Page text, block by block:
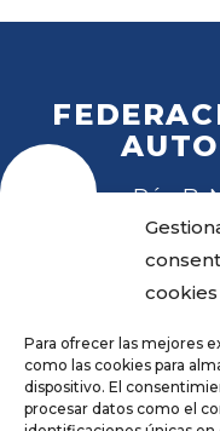
cookies
Para ofrecer las mejores
como las cookies para
dispositivo. El
procesar datos como el
Rúa B,
Tel